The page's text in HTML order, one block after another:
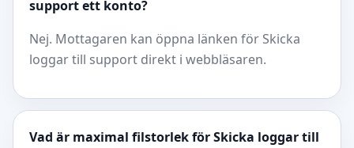
support ett konto?
Nej. Mottagaren kan öppna länken för Skicka
loggar till support direkt i webbläsaren.
Vad är maximal filstorlek för Skicka loggar till